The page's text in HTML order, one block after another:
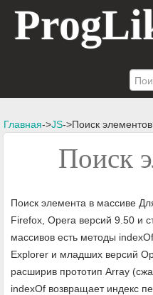
Главная->JS->Поиск элементов
Поиск
Поиск элемента в массиве
Firefox, Opera версий 9.50 и
массивов есть методы
Explorer и младших версий
расширив прототип Array
indexOf возвращает индекс